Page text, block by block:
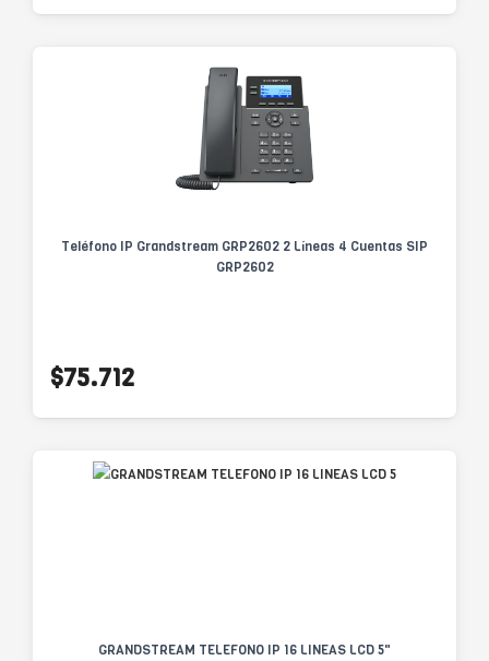
Teléfono IP Grandstream GRP2602 2 Líneas 4 Cuentas SIP
GRP2602
$75.712
GRANDSTREAM TELEFONO IP 16 LINEAS LCD 5"